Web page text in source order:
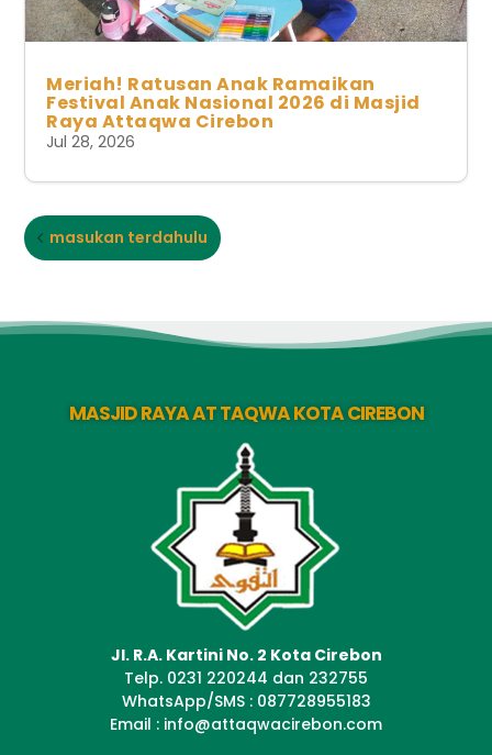
Meriah! Ratusan Anak Ramaikan
Festival Anak Nasional 2026 di Masjid
Raya Attaqwa Cirebon
Jul 28, 2026
masukan terdahulu
MASJID RAYA AT TAQWA KOTA CIREBON
Jl. R.A. Kartini No. 2 Kota Cirebon
Telp. 0231 220244 dan 232755
WhatsApp/SMS : 087728955183
Email : info@attaqwacirebon.com